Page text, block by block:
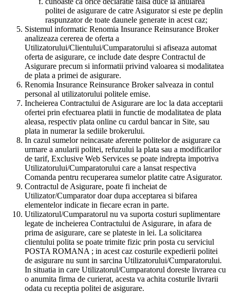
politei de asigurare de catre Asigurator si este pe deplin
raspunzator de toate daunele generate in acest caz;
Sistemul informatic Renomia Insurance Reinsurance Broker
analizeaza cererea de oferta a
Utilizatorului/Clientului/Cumparatorului si afiseaza automat
oferta de asigurare, ce include date despre Contractul de
Asigurare precum si informatii privind valoarea si modalitatea
de plata a primei de asigurare.
Renomia Insurance Reinsurance Broker salveaza in contul
personal al utilizatorului politele emise.
Incheierea Contractului de Asigurare are loc la data acceptarii
ofertei prin efectuarea platii in functie de modalitatea de plata
aleasa, respectiv plata online cu cardul bancar in Site, sau
plata in numerar la sediile brokerului.
In cazul sumelor neincasate aferente politelor de asigurare ca
urmare a anularii politei, refuzului la plata sau a modificarilor
de tarif, Exclusive Web Services se poate indrepta impotriva
Utilizatorului/Cumparatorului care a lansat respectiva
Comanda pentru recuperarea sumelor platite catre Asigurator.
Contractul de Asigurare, poate fi incheiat de
Utilizator/Cumparator doar dupa acceptarea si bifarea
elementelor indicate in fiecare ecran in parte.
Utilizatorul/Cumparatorul nu va suporta costuri suplimentare
legate de incheierea Contractului de Asigurare, in afara de
prima de asigurare, care se plateste in lei. La solicitarea
clientului polita se poate trimite fizic prin posta cu serviciul
POSTA ROMANA ; in acest caz costurile expedierii politei
de asigurare nu sunt in sarcina Utilizatorului/Cumparatorului.
In situatia in care Utilizatorul/Cumparatorul doreste livrarea cu
o anumita firma de curierat, acesta va achita costurile livrarii
odata cu receptia politei de asigurare.